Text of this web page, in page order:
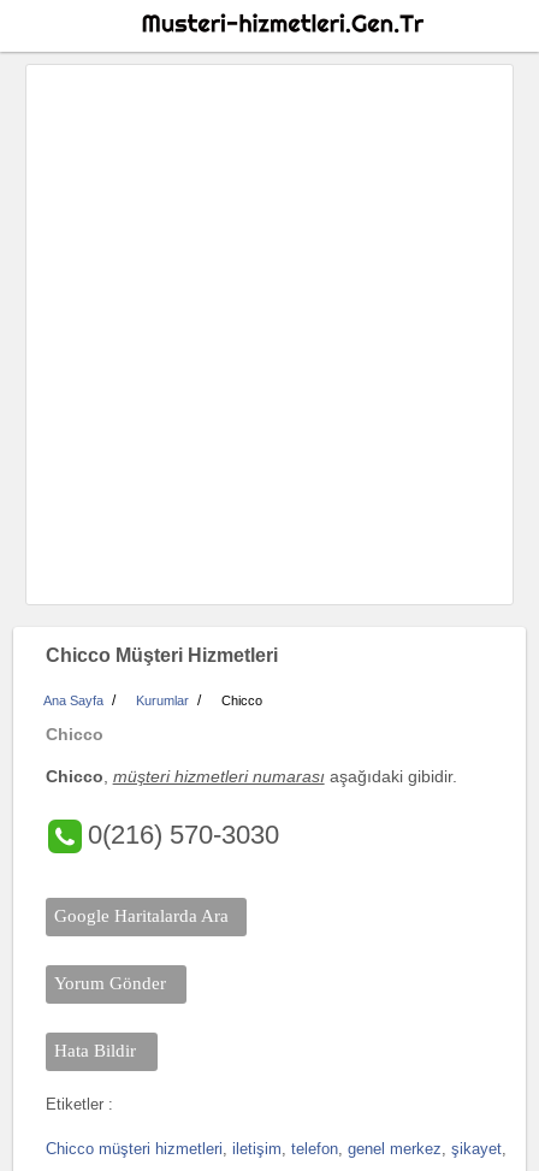
Chicco Müşteri Hizmetleri
Ana Sayfa / Kurumlar / Chicco
Chicco
Chicco müşteri hizmetleri numarasıaşağıdaki gibidir.
0(216) 570-3030
Google Haritalarda Ara
Yorum Gönder
Hata Bildir
Etiketler :
Chicco müşteri hizmetleri, iletişim, telefon, genel merkez, şikayet,